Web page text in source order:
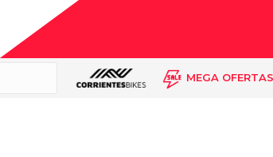
MEGA OFERTAS